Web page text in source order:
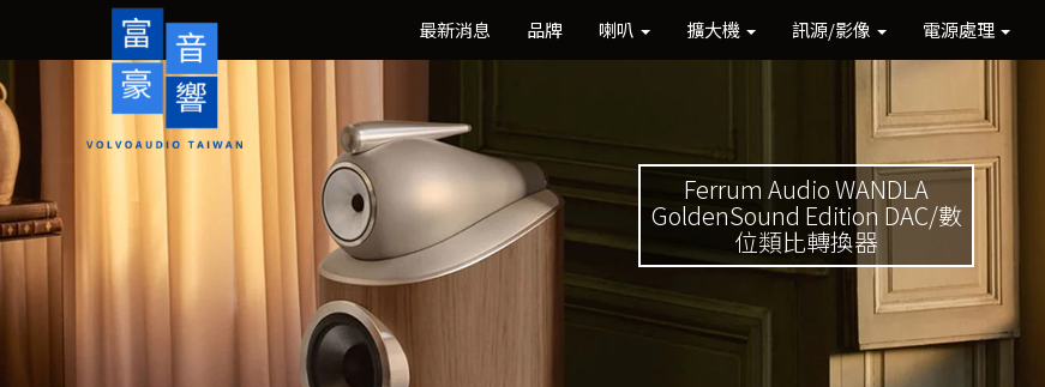
最新消息 品牌 喇叭 擴大機 訊源/影像 電源處理
Ferrum Audio WANDLA
GoldenSound Edition DAC/數
位類比轉換器